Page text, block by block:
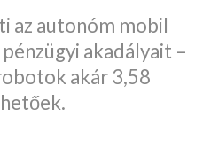
az autonóm mobil
akadályait –
akár 3,58